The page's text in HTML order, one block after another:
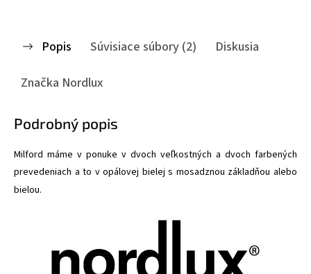
Popis Súvisiace súbory (2)
Diskusia
Značka Nordlux
Podrobný popis
Milford máme v ponuke v dvoch veľkostných a dvoch farbených
prevedeniach a to v opálovej bielej s mosadznou základňou alebo
bielou.